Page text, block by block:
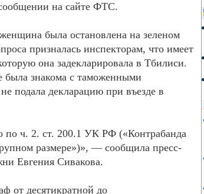
на сайте ФТС.
была остановлена на зеленом
призналась инспекторам, что имеет
она задекларировала в Тбилиси.
была знакома с таможенными
подала декларацию при въезде в
по ч. 2. ст. 200.1 УК РФ («Контрабанда
размере»)», — сообщила пресс-
Евгения Сивакова.
от десятикратной до